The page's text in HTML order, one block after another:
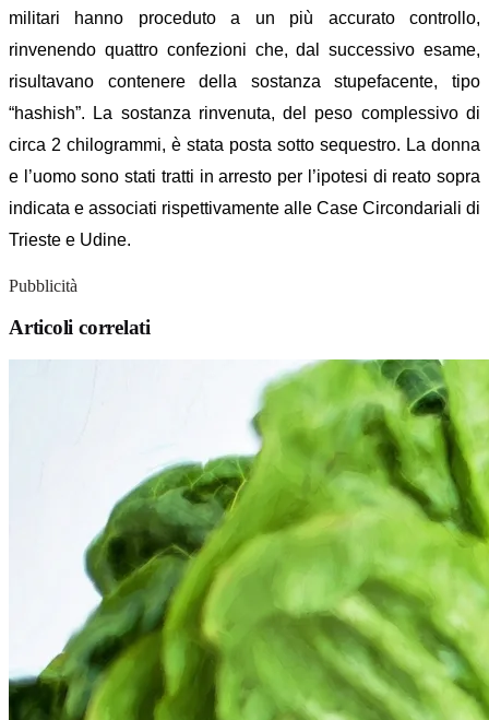
militari hanno proceduto a un più accurato controllo,
rinvenendo quattro confezioni che, dal successivo esame,
risultavano contenere della sostanza stupefacente, tipo
“hashish”.
La sostanza rinvenuta, del peso complessivo di
circa 2 chilogrammi, è stata posta sotto sequestro. La donna
e l’uomo sono stati tratti in arresto per l’ipotesi di reato sopra
indicata e associati rispettivamente alle Case Circondariali di
Trieste e Udine.
Pubblicità
Articoli correlati